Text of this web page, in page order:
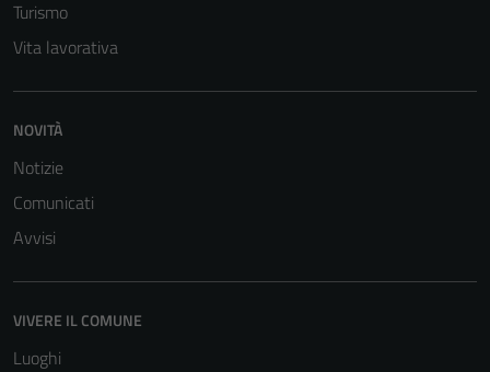
Turismo
Vita lavorativa
NOVITÀ
Notizie
Comunicati
Avvisi
VIVERE IL COMUNE
Luoghi